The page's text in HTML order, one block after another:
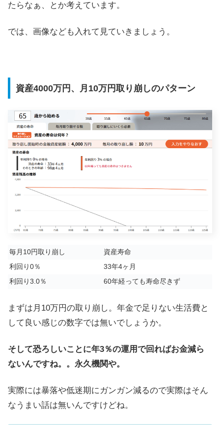
たらなぁ、とか考えています。
では、画像なども入れて見ていきましょう。
資産4000万円、月10万円取り崩しのパターン
毎月10円取り崩し
資産寿命
利回り0％
33年4ヶ月
利回り3.0％
60年経っても寿命尽きず
まずは月10万円の取り崩し。年金で足りない生活費と
して良い感じの数字では無いでしょうか。
そして恐ろしいことに年3％の運用で回ればお金減ら
ないんですね。。永久機関や。
実際には暴落や低迷期にガンガン減るので実際はそん
なうまい話は無いんですけどね。